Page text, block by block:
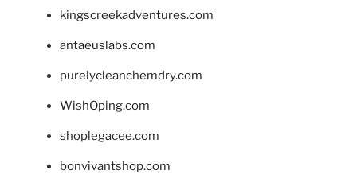
kingscreekadventures.com
antaeuslabs.com
purelycleanchemdry.com
WishOping.com
shoplegacee.com
bonvivantshop.com